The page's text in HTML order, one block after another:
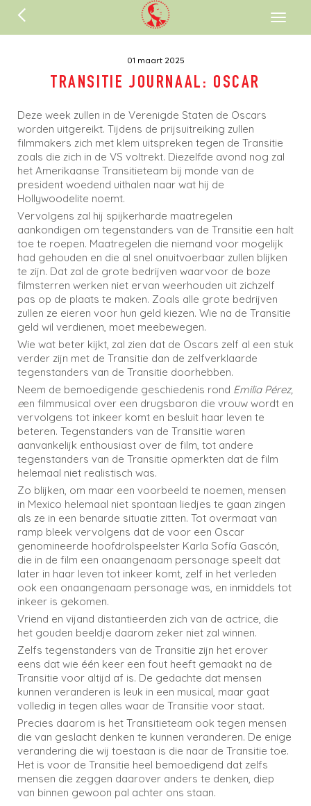
Toggle
01 maart 2025
TRANSITIE JOURNAAL: OSCAR
Deze week zullen in de Verenigde Staten de Oscars
worden uitgereikt. Tijdens de prijsuitreiking zullen
filmmakers zich met klem uitspreken tegen de Transitie
zoals die zich in de VS voltrekt. Diezelfde avond nog zal
het Amerikaanse Transitieteam bij monde van de
president woedend uithalen naar wat hij de
Hollywoodelite noemt.
Vervolgens zal hij spijkerharde maatregelen
aankondigen om tegenstanders van de Transitie een halt
toe te roepen. Maatregelen die niemand voor mogelijk
had gehouden en die al snel onuitvoerbaar zullen blijken
te zijn. Dat zal de grote bedrijven waarvoor de boze
filmsterren werken niet ervan weerhouden uit zichzelf
pas op de plaats te maken. Zoals alle grote bedrijven
zullen ze eieren voor hun geld kiezen. Wie na de Transitie
geld wil verdienen, moet meebewegen.
Wie wat beter kijkt, zal zien dat de Oscars zelf al een stuk
verder zijn met de Transitie dan de zelfverklaarde
tegenstanders van de Transitie doorhebben.
Neem de bemoedigende geschiedenis rond Emilia Pérez,
een filmmusical over een drugsbaron die vrouw wordt en
vervolgens tot inkeer komt en besluit haar leven te
beteren. Tegenstanders van de Transitie waren
aanvankelijk enthousiast over de film, tot andere
tegenstanders van de Transitie opmerkten dat de film
helemaal niet realistisch was.
Zo blijken, om maar een voorbeeld te noemen, mensen
in Mexico helemaal niet spontaan liedjes te gaan zingen
als ze in een benarde situatie zitten. Tot overmaat van
ramp bleek vervolgens dat de voor een Oscar
genomineerde hoofdrolspeelster Karla Sofía Gascón,
die in de film een onaangenaam personage speelt dat
later in haar leven tot inkeer komt, zelf in het verleden
ook een onaangenaam personage was, en inmiddels tot
inkeer is gekomen.
Vriend en vijand distantieerden zich van de actrice, die
het gouden beeldje daarom zeker niet zal winnen.
Zelfs tegenstanders van de Transitie zijn het erover
eens dat wie één keer een fout heeft gemaakt na de
Transitie voor altijd af is. De gedachte dat mensen
kunnen veranderen is leuk in een musical, maar gaat
volledig in tegen alles waar de Transitie voor staat.
Precies daarom is het Transitieteam ook tegen mensen
die van geslacht denken te kunnen veranderen. De enige
verandering die wij toestaan is die naar de Transitie toe.
Het is voor de Transitie heel bemoedigend dat zelfs
mensen die zeggen daarover anders te denken, diep
van binnen gewoon pal achter ons staan.